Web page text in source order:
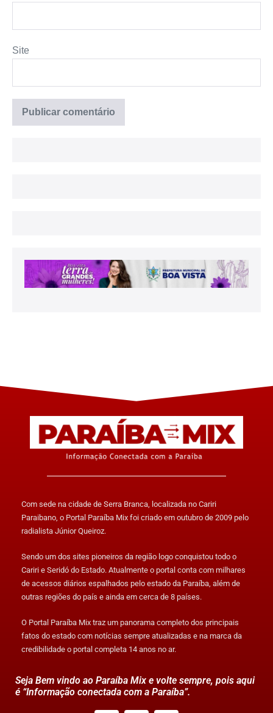
Site
Com sede na cidade de Serra Branca, localizada no Cariri
Paraibano, o Portal Paraíba Mix foi criado em outubro de 2009 pelo
radialista Júnior Queiroz.
Sendo um dos sites pioneiros da região logo conquistou todo o
Cariri e Seridó do Estado. Atualmente o portal conta com milhares
de acessos diários espalhados pelo estado da Paraíba, além de
outras regiões do país e ainda em cerca de 8 países.
O Portal Paraíba Mix traz um panorama completo dos principais
fatos do estado com notícias sempre atualizadas e na marca da
credibilidade o portal completa 14 anos no ar.
Seja Bem vindo ao Paraíba Mix e volte sempre, pois aqui
é “Informação conectada com a Paraíba”.